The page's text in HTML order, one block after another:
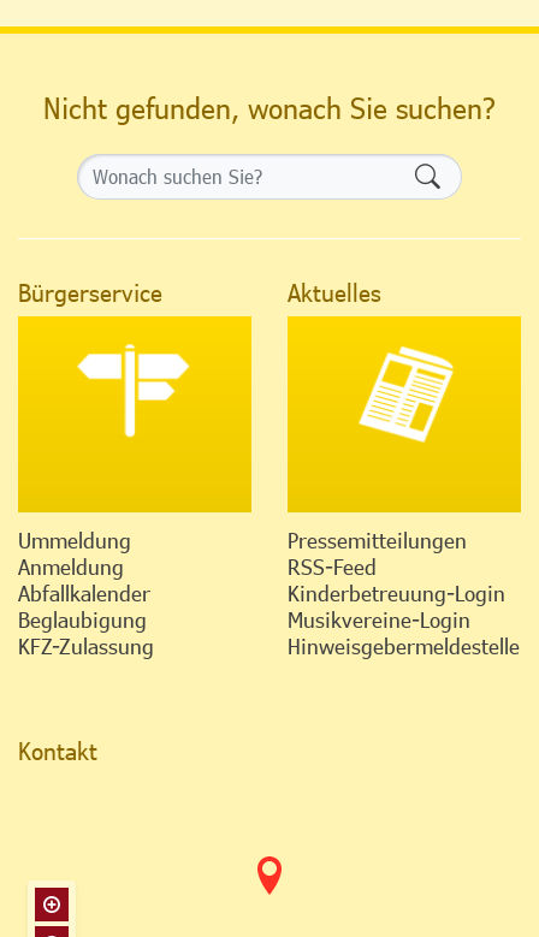
Nicht gefunden, wonach Sie suchen?
Bürgerservice
Ummeldung
Anmeldung
Abfallkalender
Beglaubigung
KFZ-Zulassung
Aktuelles
Pressemitteilungen
RSS-Feed
Kinderbetreuung-Login
Musikvereine-Login
Hinweisgebermeldestelle
Kontakt